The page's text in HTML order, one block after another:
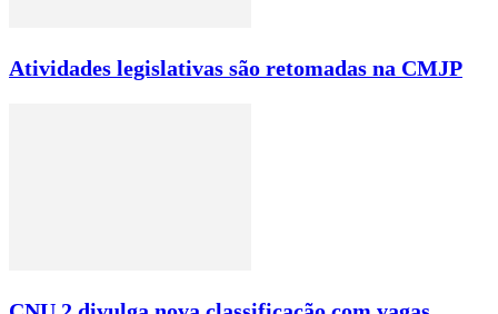
Atividades legislativas são retomadas na CMJP